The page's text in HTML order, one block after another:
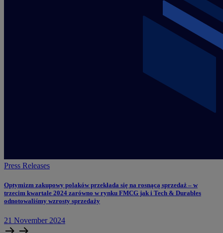
Press Releases
Optymizm zakupowy polaków przekłada się na rosnącą sprzedaż – w
trzecim kwartale 2024 zarówno w rynku FMCG jak i Tech & Durables
odnotowaliśmy wzrosty sprzedaży
21 November 2024